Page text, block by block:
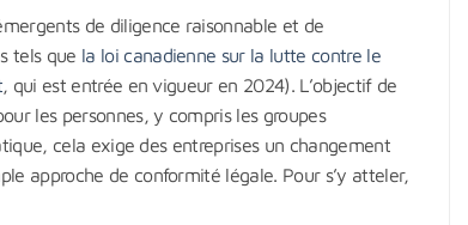
de diligence raisonnable et de
tels que la loi canadienne sur la lutte contre le
, qui est entrée en vigueur en 2024). L’objectif de
les personnes, y compris les groupes
cela exige des entreprises un changement
approche de conformité légale. Pour s’y atteler,